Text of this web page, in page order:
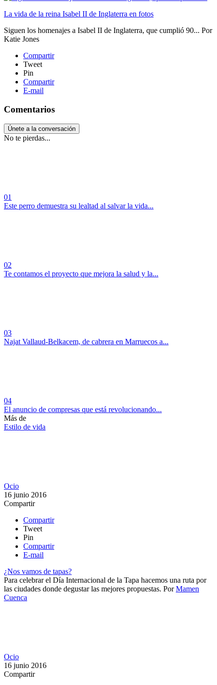
La vida de la reina Isabel II de Inglaterra en fotos
Siguen los homenajes a Isabel II de Inglaterra, que cumplió 90... Por
Katie Jones
Compartir
Tweet
Pin
Compartir
E-mail
Comentarios
Únete a la conversación
No te pierdas...
01
Este perro demuestra su lealtad al salvar la vida...
02
Te contamos el proyecto que mejora la salud y la...
03
Najat Vallaud-Belkacem, de cabrera en Marruecos a...
04
El anuncio de compresas que está revolucionando...
Más de
Estilo de vida
Ocio
16 junio 2016
Compartir
Compartir
Tweet
Pin
Compartir
E-mail
¿Nos vamos de tapas?
Para celebrar el Día Internacional de la Tapa hacemos una ruta por
las ciudades donde degustar las mejores propuestas. PorMamen
Cuenca
Ocio
16 junio 2016
Compartir